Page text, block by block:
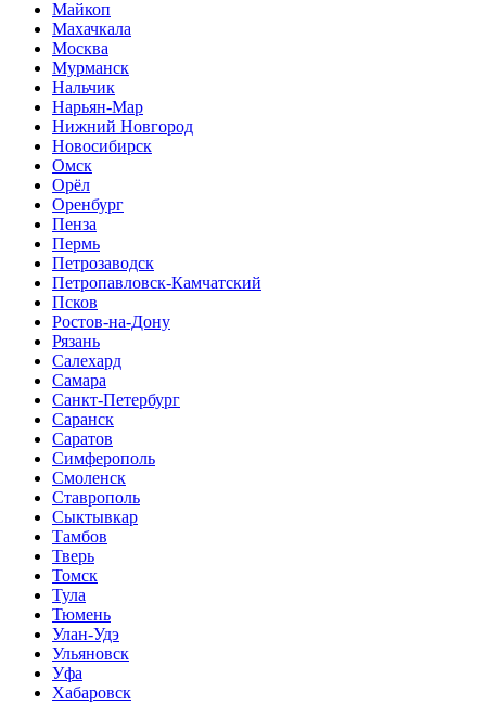
Майкоп
Махачкала
Москва
Мурманск
Нальчик
Нарьян-Мар
Нижний Новгород
Новосибирск
Омск
Орёл
Оренбург
Пенза
Пермь
Петрозаводск
Петропавловск-Камчатский
Псков
Ростов-на-Дону
Рязань
Салехард
Самара
Санкт-Петербург
Саранск
Саратов
Симферополь
Смоленск
Ставрополь
Сыктывкар
Тамбов
Тверь
Томск
Тула
Тюмень
Улан-Удэ
Ульяновск
Уфа
Хабаровск